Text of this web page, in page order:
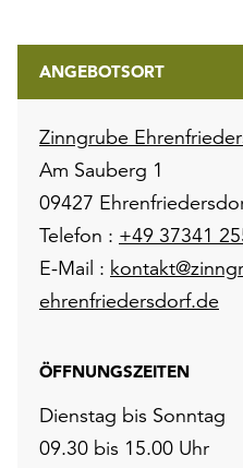
ANGEBOTSORT
Zinngrube
Am Sauberg 1
09427
Telefon : +49 37341
E-Mail :
ehrenfriedersdorf.de
ÖFFNUNGSZEITEN
Dienstag bis Sonntag
09.30 bis 15.00 Uhr